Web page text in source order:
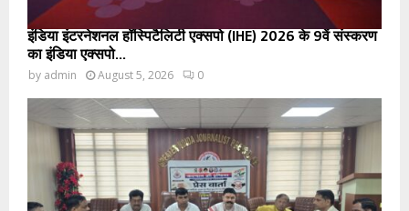
इंडिया इंटरनेशनल हॉस्पिटैलिटी एक्सपो (IHE) 2026 के 9वें संस्करण
का इंडिया एक्सपो...
by admin August 5, 2026 0